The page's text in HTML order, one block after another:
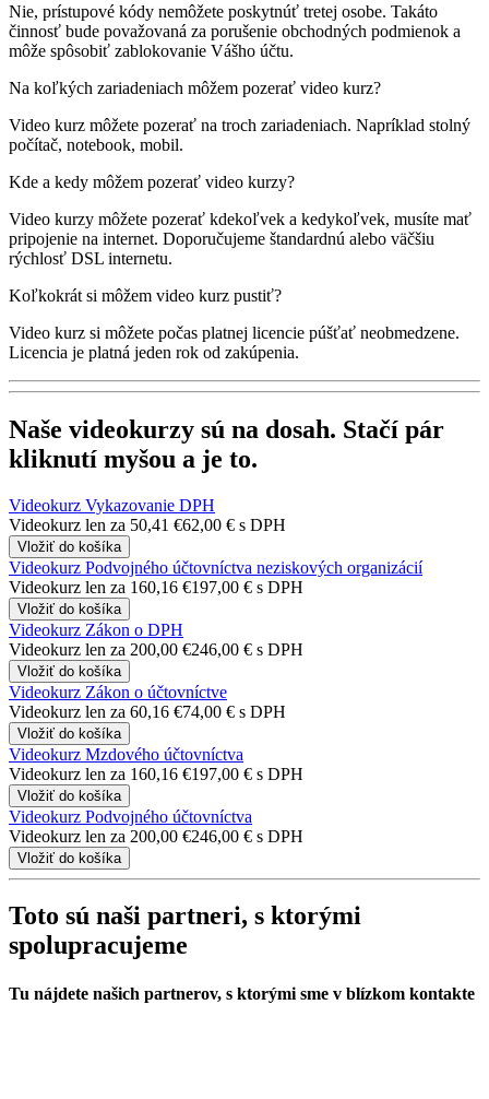
Nie, prístupové kódy nemôžete poskytnúť tretej osobe. Takáto
činnosť bude považovaná za porušenie obchodných podmienok a
môže spôsobiť zablokovanie Vášho účtu.
Na koľkých zariadeniach môžem pozerať video kurz?
Video kurz môžete pozerať na troch zariadeniach. Napríklad stolný
počítač, notebook, mobil.
Kde a kedy môžem pozerať video kurzy?
Video kurzy môžete pozerať kdekoľvek a kedykoľvek, musíte mať
pripojenie na internet. Doporučujeme štandardnú alebo väčšiu
rýchlosť DSL internetu.
Koľkokrát si môžem video kurz pustiť?
Video kurz si môžete počas platnej licencie púšťať neobmedzene.
Licencia je platná jeden rok od zakúpenia.
Naše videokurzy sú na dosah. Stačí pár
kliknutí myšou a je to.
Videokurz Vykazovanie DPH
Videokurz len za 50,41 €62,00 € s DPH
Videokurz Podvojného účtovníctva neziskových organizácií
Videokurz len za 160,16 €197,00 € s DPH
Videokurz Zákon o DPH
Videokurz len za 200,00 €246,00 € s DPH
Videokurz Zákon o účtovníctve
Videokurz len za 60,16 €74,00 € s DPH
Videokurz Mzdového účtovníctva
Videokurz len za 160,16 €197,00 € s DPH
Videokurz Podvojného účtovníctva
Videokurz len za 200,00 €246,00 € s DPH
Toto sú naši partneri, s ktorými
spolupracujeme
Tu nájdete našich partnerov, s ktorými sme v blízkom kontakte